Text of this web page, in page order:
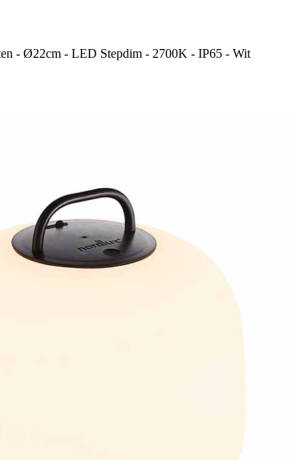
- Ø22cm - LED Stepdim - 2700K - IP65 - Wit